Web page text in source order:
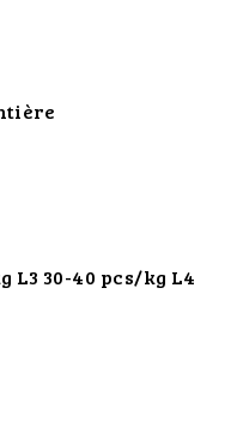
L3 30-40 pcs/kg L4